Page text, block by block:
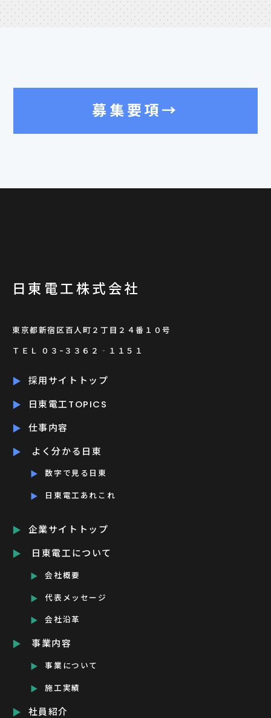
募集要項→
日東電工株式会社
東京都新宿区百人町２丁目２４番１０号
ＴＥＬ ０３-３３６２‐１１５１
採用サイトトップ
日東電工TOPICS
仕事内容
よく分かる日東
数字で見る日東
日東電工あれこれ
企業サイトトップ
日東電工について
会社概要
代表メッセージ
会社沿革
事業内容
事業について
施工実績
社員紹介